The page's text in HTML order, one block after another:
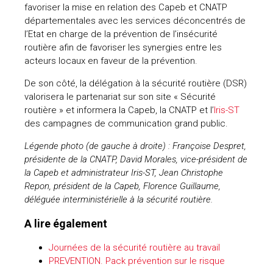
favoriser la mise en relation des Capeb et CNATP
départementales avec les services déconcentrés de
l’Etat en charge de la prévention de l’insécurité
routière afin de favoriser les synergies entre les
acteurs locaux en faveur de la prévention.
De son côté, la délégation à la sécurité routière (DSR)
valorisera le partenariat sur son site « Sécurité
routière » et informera la Capeb, la CNATP et l’Iris-ST
des campagnes de communication grand public.
Légende photo (de gauche à droite) : Françoise Despret,
présidente de la CNATP, David Morales, vice-président de
la Capeb et administrateur Iris-ST, Jean Christophe
Repon, président de la Capeb, Florence Guillaume,
déléguée interministérielle à la sécurité routière.
A lire également
Journées de la sécurité routière au travail
PREVENTION. Pack prévention sur le risque